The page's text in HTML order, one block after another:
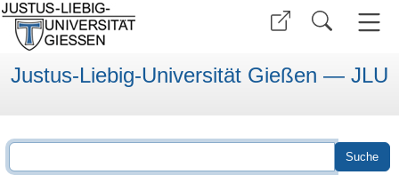
Justus-Liebig-Universität Gießen — JLU